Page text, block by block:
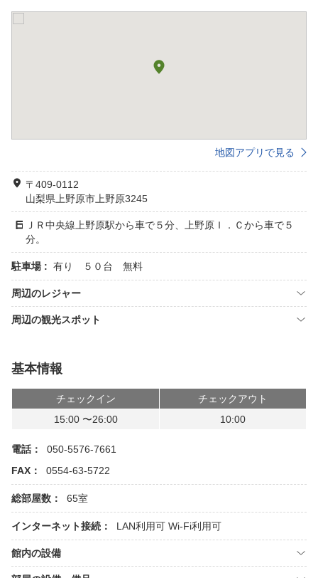
地図アプリで見る
〒409-0112
山梨県上野原市上野原3245
ＪＲ中央線上野原駅から車で５分、上野原Ｉ．Ｃから車で５
分。
駐車場 : 有り ５０台 無料
周辺のレジャー
周辺の観光スポット
基本情報
チェックイン
チェックアウト
15:00 〜26:00
10:00
電話：
050-5576-7661
FAX：
0554-63-5722
総部屋数： 65室
インターネット接続： LAN利用可 Wi-Fi利用可
館内の設備